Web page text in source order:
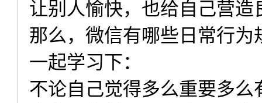
让别人愉快，也给自己营造
那么，微信有哪些日常行为
一起学习下：
不论自己觉得多么重要多